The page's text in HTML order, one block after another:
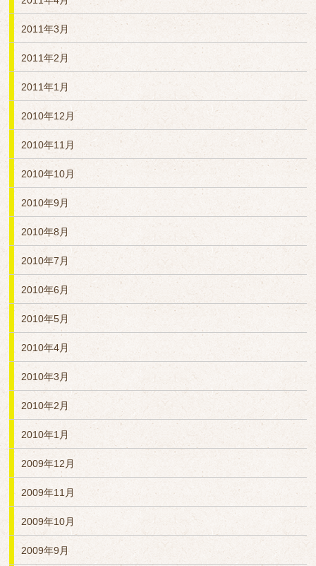
2011年3月
2011年2月
2011年1月
2010年12月
2010年11月
2010年10月
2010年9月
2010年8月
2010年7月
2010年6月
2010年5月
2010年4月
2010年3月
2010年2月
2010年1月
2009年12月
2009年11月
2009年10月
2009年9月